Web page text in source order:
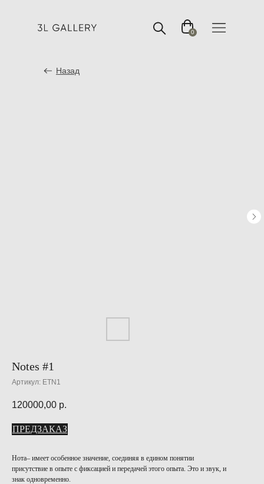
0
Назад
Notes #1
Артикул: ETN1
120000,00 р.
ПРЕДЗАКАЗ
Нота– имеет особенное значение, соединяя в едином понятии
присутствие в опыте с фиксацией и передачей этого опыта. Это и звук, и
знак одновременно.